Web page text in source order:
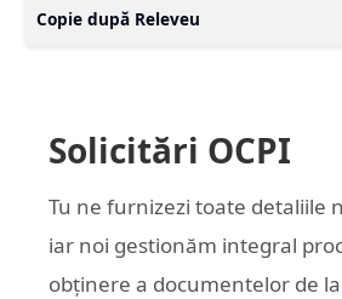
Copie după Releveu
Solicitări OCPI
Tu ne furnizezi toate detaliile
iar noi gestionăm integral
obținere a documentelor de